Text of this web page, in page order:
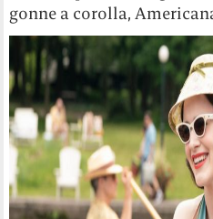
gonne a corolla,